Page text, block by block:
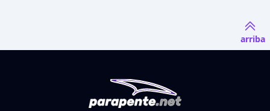
arriba